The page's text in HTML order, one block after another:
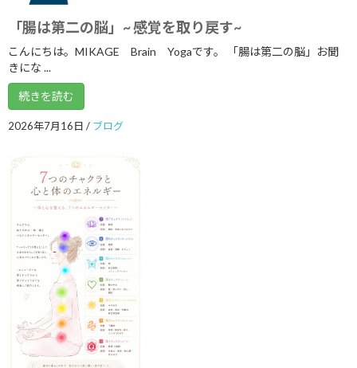
2021年8月
2021年7月
2021年3月
2021年2月
2021年1月
2020年9月
2020年8月
2020年7月
2020年6月
2020年3月
「腸は第二の脳」~ 感覚を取り戻す~
こんにちは。MIKAGE Brain Yogaです。 「腸は第二の脳」お聞
きにな ...
続きを読む
2026年7月16日 / ブログ